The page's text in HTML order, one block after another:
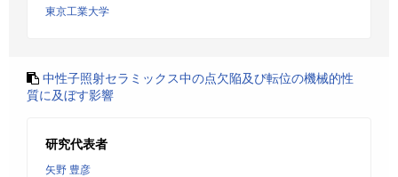
東京工業大学
中性子照射セラミックス中の点欠陥及び転位の機械的性
質に及ぼす影響
研究代表者
矢野 豊彦